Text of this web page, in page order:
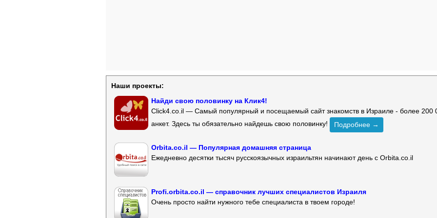
Наши проекты:
Найди свою половинку на Клик4!
Click4.co.il — Самый популярный и посещаемый сайт знакомств в Израиле - более 200
анкет. Здесь ты обязательно найдешь свою половинку!
Подробнее →
Orbita.co.il — Популярная домашняя страница
Ежедневно десятки тысяч русскоязычных израильтян начинают день с Orbita.co.il
Profi.orbita.co.il — справочник лучших специалистов Израиля
Очень просто найти нужного тебе специалиста в твоем городе!